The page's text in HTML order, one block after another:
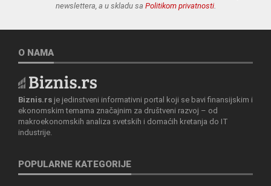
newslettera, a u skladu sa Politikom privatnosti.
O NAMA
Biznis.rs je jedinstveni informativni portal koji se bavi finansijskim i
ekonomskim temama značajnim za društveni razvoj – od
makroekonomskih analiza svetskih i domaćih kretanja do IT
industrije.
POPULARNE KATEGORIJE